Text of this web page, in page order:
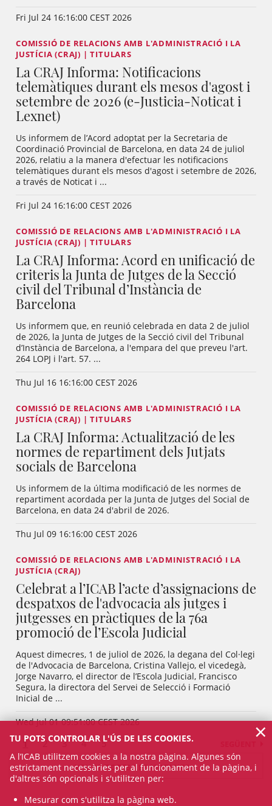
Fri Jul 24 16:16:00 CEST 2026
COMISSIÓ DE RELACIONS AMB L'ADMINISTRACIÓ I LA
JUSTÍCIA (CRAJ) | TITULARS
La CRAJ Informa: Notificacions
telemàtiques durant els mesos d'agost i
setembre de 2026 (e-Justicia-Noticat i
Lexnet)
Us informem de l’Acord adoptat per la Secretaria de
Coordinació Provincial de Barcelona, en data 24 de juliol
2026, relatiu a la manera d'efectuar les notificacions
telemàtiques durant els mesos d'agost i setembre de 2026,
a través de Noticat i ...
Fri Jul 24 16:16:00 CEST 2026
COMISSIÓ DE RELACIONS AMB L'ADMINISTRACIÓ I LA
JUSTÍCIA (CRAJ) | TITULARS
La CRAJ Informa: Acord en unificació de
criteris la Junta de Jutges de la Secció
civil del Tribunal d’Instància de
Barcelona
Us informem que, en reunió celebrada en data 2 de juliol
de 2026, la Junta de Jutges de la Secció civil del Tribunal
d’Instància de Barcelona, a l'empara del que preveu l'art.
264 LOPJ i l'art. 57. ...
Thu Jul 16 16:16:00 CEST 2026
COMISSIÓ DE RELACIONS AMB L'ADMINISTRACIÓ I LA
JUSTÍCIA (CRAJ) | TITULARS
La CRAJ Informa: Actualització de les
normes de repartiment dels Jutjats
socials de Barcelona
Us informem de la última modificació de les normes de
repartiment acordada per la Junta de Jutges del Social de
Barcelona, en data 24 d'abril de 2026.
Thu Jul 09 16:16:00 CEST 2026
COMISSIÓ DE RELACIONS AMB L'ADMINISTRACIÓ I LA
JUSTÍCIA (CRAJ)
Celebrat a l’ICAB l’acte d’assignacions de
despatxos de l'advocacia als jutges i
jutgesses en pràctiques de la 76a
promoció de l’Escola Judicial
Aquest dimecres, 1 de juliol de 2026, la degana del Col·legi
de l'Advocacia de Barcelona, Cristina Vallejo, el vicedegà,
Jorge Navarro, el director de l’Escola Judicial, Francisco
Segura, la directora del Servei de Selecció i Formació
Inicial de ...
Wed Jul 01 09:51:00 CEST 2026
1 2 3 4 5
VEURE TOTES LES NOTICIES
TU POTS CONTROLAR L'ÚS DE LES COOKIES.
A l’ICAB utilitzem cookies a la nostra pàgina. Algunes són
estrictament necessàries per al funcionament de la pàgina, i
d'altres són opcionals i s'utilitzen per:
Mesurar com s'utilitza la pàgina web.
×